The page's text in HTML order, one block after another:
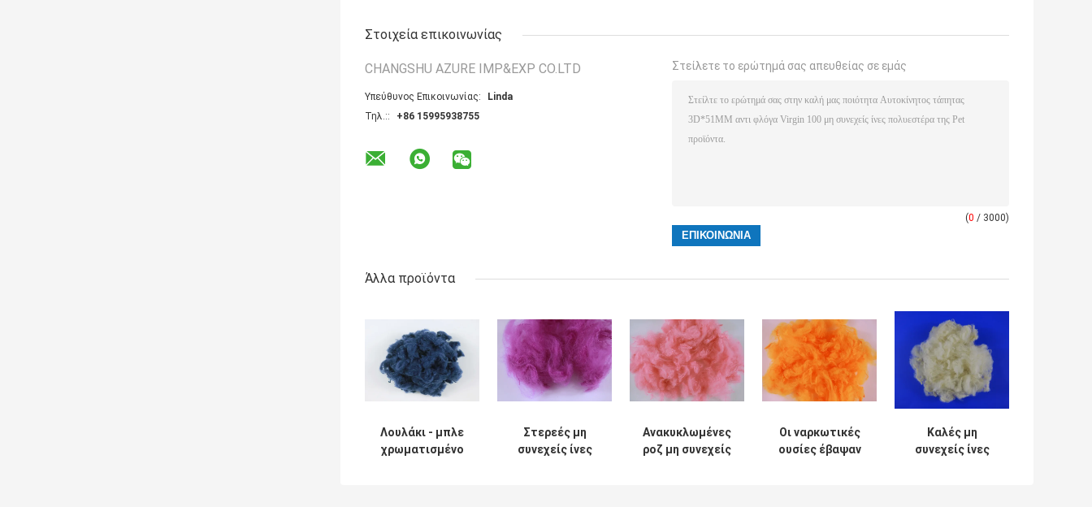
Στοιχεία επικοινωνίας
CHANGSHU AZURE IMP&EXP CO.LTD
Υπεύθυνος Επικοινωνίας:
Linda
Τηλ.::
+86 15995938755
Στείλετε το ερώτημά σας απευθείας σε εμάς
(0 / 3000)
Άλλα προϊόντα
Λουλάκι - μπλε
χρωματισμένο
Στερεές μη
συνεχείς ίνες
Ανακυκλωμένες
ροζ μη συνεχείς
Οι ναρκωτικές
ουσίες έβαψαν
Καλές μη
συνεχείς ίνες